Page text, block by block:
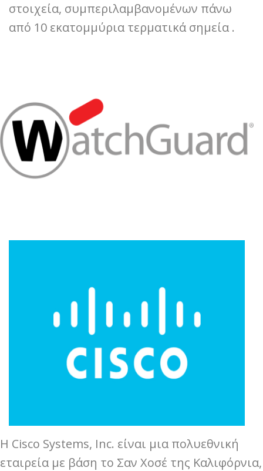
στοιχεία, συμπεριλαμβανομένων πάνω
από 10 εκατομμύρια τερματικά σημεία .
Η Cisco Systems, Inc. είναι μια πολυεθνική
εταιρεία με βάση το Σαν Χοσέ της Καλιφόρνια,